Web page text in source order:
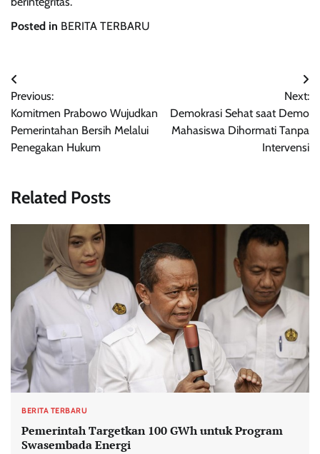
Posted in BERITA TERBARU
Navigasi
pos
Previous:
Komitmen Prabowo Wujudkan
Pemerintahan Bersih Melalui
Penegakan Hukum
Next:
Demokrasi Sehat saat Demo
Mahasiswa Dihormati Tanpa
Intervensi
Related Posts
BERITA TERBARU
Pemerintah Targetkan 100 GWh untuk Program
Swasembada Energi